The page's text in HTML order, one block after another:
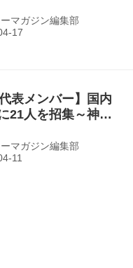
集の関川郁万が存
マガジン編集部
表メンバー】国内
21人を招集～神
昨年12月以来の復
マガジン編集部